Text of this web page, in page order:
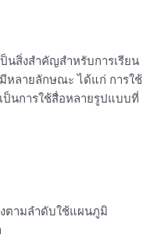
นสิ่งสำคัญสำหรับการเรียน
หลายลักษณะ ได้แก่ การใช้
ป็นการใช้สื่อหลายรูปแบบที่
ตามลำดับใช้แผนภูมิ